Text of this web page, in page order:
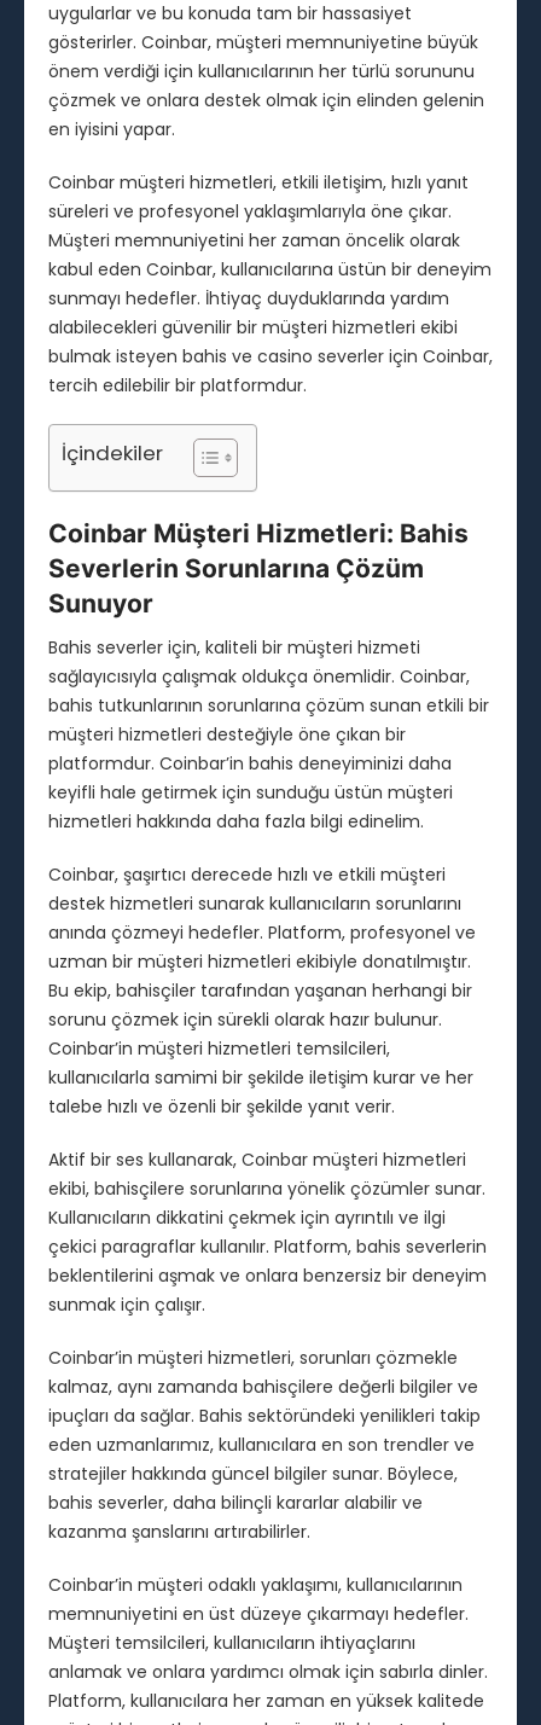
uygularlar ve bu konuda tam bir hassasiyet
gösterirler. Coinbar, müşteri memnuniyetine büyük
önem verdiği için kullanıcılarının her türlü sorununu
çözmek ve onlara destek olmak için elinden gelenin
en iyisini yapar.
Coinbar müşteri hizmetleri, etkili iletişim, hızlı yanıt
süreleri ve profesyonel yaklaşımlarıyla öne çıkar.
Müşteri memnuniyetini her zaman öncelik olarak
kabul eden Coinbar, kullanıcılarına üstün bir deneyim
sunmayı hedefler. İhtiyaç duyduklarında yardım
alabilecekleri güvenilir bir müşteri hizmetleri ekibi
bulmak isteyen bahis ve casino severler için Coinbar,
tercih edilebilir bir platformdur.
İçindekiler
Coinbar Müşteri Hizmetleri: Bahis
Severlerin Sorunlarına Çözüm
Sunuyor
Bahis severler için, kaliteli bir müşteri hizmeti
sağlayıcısıyla çalışmak oldukça önemlidir. Coinbar,
bahis tutkunlarının sorunlarına çözüm sunan etkili bir
müşteri hizmetleri desteğiyle öne çıkan bir
platformdur. Coinbar’in bahis deneyiminizi daha
keyifli hale getirmek için sunduğu üstün müşteri
hizmetleri hakkında daha fazla bilgi edinelim.
Coinbar, şaşırtıcı derecede hızlı ve etkili müşteri
destek hizmetleri sunarak kullanıcıların sorunlarını
anında çözmeyi hedefler. Platform, profesyonel ve
uzman bir müşteri hizmetleri ekibiyle donatılmıştır.
Bu ekip, bahisçiler tarafından yaşanan herhangi bir
sorunu çözmek için sürekli olarak hazır bulunur.
Coinbar’in müşteri hizmetleri temsilcileri,
kullanıcılarla samimi bir şekilde iletişim kurar ve her
talebe hızlı ve özenli bir şekilde yanıt verir.
Aktif bir ses kullanarak, Coinbar müşteri hizmetleri
ekibi, bahisçilere sorunlarına yönelik çözümler sunar.
Kullanıcıların dikkatini çekmek için ayrıntılı ve ilgi
çekici paragraflar kullanılır. Platform, bahis severlerin
beklentilerini aşmak ve onlara benzersiz bir deneyim
sunmak için çalışır.
Coinbar’in müşteri hizmetleri, sorunları çözmekle
kalmaz, aynı zamanda bahisçilere değerli bilgiler ve
ipuçları da sağlar. Bahis sektöründeki yenilikleri takip
eden uzmanlarımız, kullanıcılara en son trendler ve
stratejiler hakkında güncel bilgiler sunar. Böylece,
bahis severler, daha bilinçli kararlar alabilir ve
kazanma şanslarını artırabilirler.
Coinbar’in müşteri odaklı yaklaşımı, kullanıcılarının
memnuniyetini en üst düzeye çıkarmayı hedefler.
Müşteri temsilcileri, kullanıcıların ihtiyaçlarını
anlamak ve onlara yardımcı olmak için sabırla dinler.
Platform, kullanıcılara her zaman en yüksek kalitede